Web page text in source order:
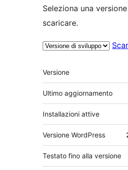
Seleziona una
scaricare.
Meta
Versione
Ultimo aggiornamento
Installazioni attive
Versione WordPress
Testato fino alla versione